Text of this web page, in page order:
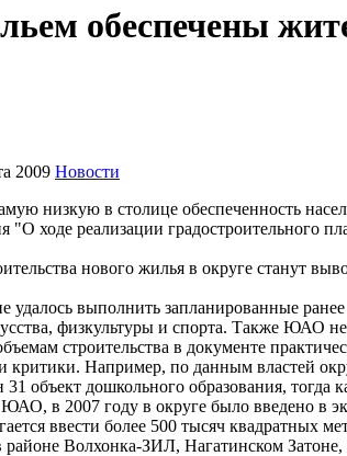
обеспечены
2009 Новости
низкую в столице обеспеченность
"О ходе реализации градостроительного
нового жилья в округе станут
выполнить запланированные
физкультуры и спорта. Также ЮАО
строительства в документе
критики. Например, по данным властей
31 объект дошкольного образования,
в 2007 году в округе было введено в
ввести более 500 тысяч
Волхонка-ЗИЛ, Нагатинском